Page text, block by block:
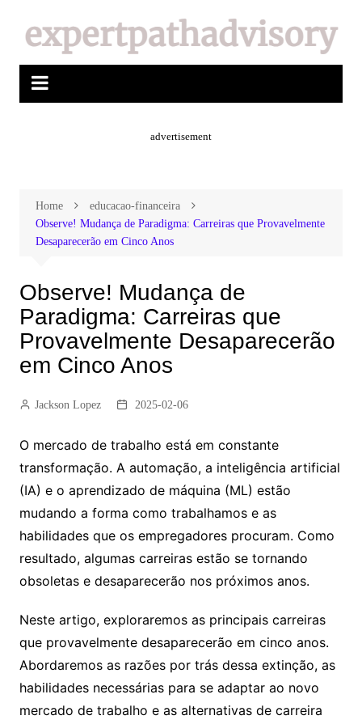
advertisement
Home
educacao-financeira
Observe! Mudança de Paradigma: Carreiras que Provavelmente
Desaparecerão em Cinco Anos
Observe! Mudança de
Paradigma: Carreiras que
Provavelmente Desaparecerão
em Cinco Anos
Jackson Lopez 2025-02-06
O mercado de trabalho está em constante
transformação. A automação, a inteligência artificial
(IA) e o aprendizado de máquina (ML) estão
mudando a forma como trabalhamos e as
habilidades que os empregadores procuram. Como
resultado, algumas carreiras estão se tornando
obsoletas e desaparecerão nos próximos anos.
Neste artigo, exploraremos as principais carreiras
que provavelmente desaparecerão em cinco anos.
Abordaremos as razões por trás dessa extinção, as
habilidades necessárias para se adaptar ao novo
mercado de trabalho e as alternativas de carreira